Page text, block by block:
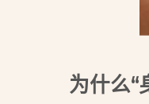
为什么“